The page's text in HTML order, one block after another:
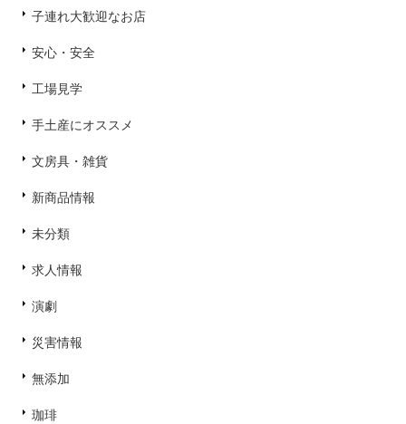
子連れ大歓迎なお店
安心・安全
工場見学
手土産にオススメ
文房具・雑貨
新商品情報
未分類
求人情報
演劇
災害情報
無添加
珈琲